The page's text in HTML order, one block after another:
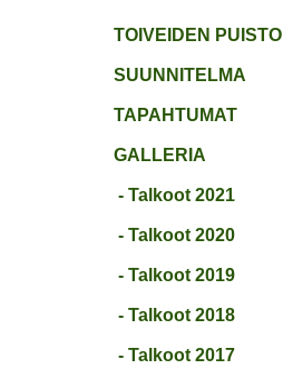
TOIVEIDEN PUISTO
SUUNNITELMA
TAPAHTUMAT
GALLERIA
- Talkoot 2021
- Talkoot 2020
- Talkoot 2019
- Talkoot 2018
- Talkoot 2017